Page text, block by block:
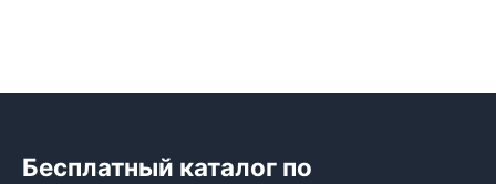
Бесплатный каталог по